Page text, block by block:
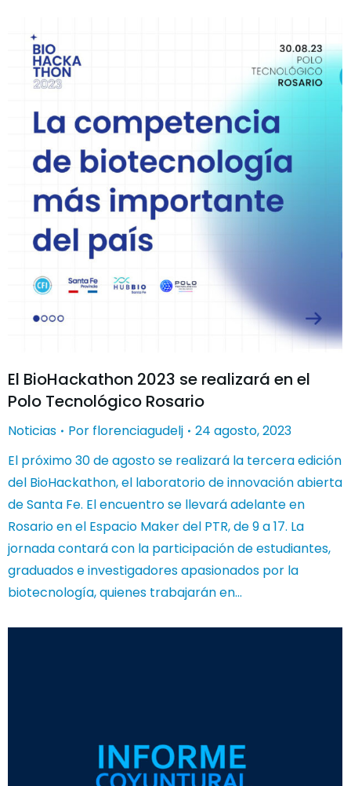
El BioHackathon 2023 se realizará en el
Polo Tecnológico Rosario
Noticias Por florenciagudelj
24 agosto, 2023
El próximo 30 de agosto se realizará la tercera edición
del BioHackathon, el laboratorio de innovación abierta
de Santa Fe. El encuentro se llevará adelante en
Rosario en el Espacio Maker del PTR, de 9 a 17. La
jornada contará con la participación de estudiantes,
graduados e investigadores apasionados por la
biotecnología, quienes trabajarán en…